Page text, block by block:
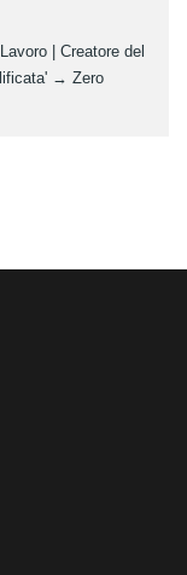
| Creatore del
→ Zero